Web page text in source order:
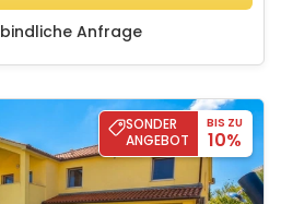
Anfrage
SONDER
ANGEBOT
BIS ZU
10%